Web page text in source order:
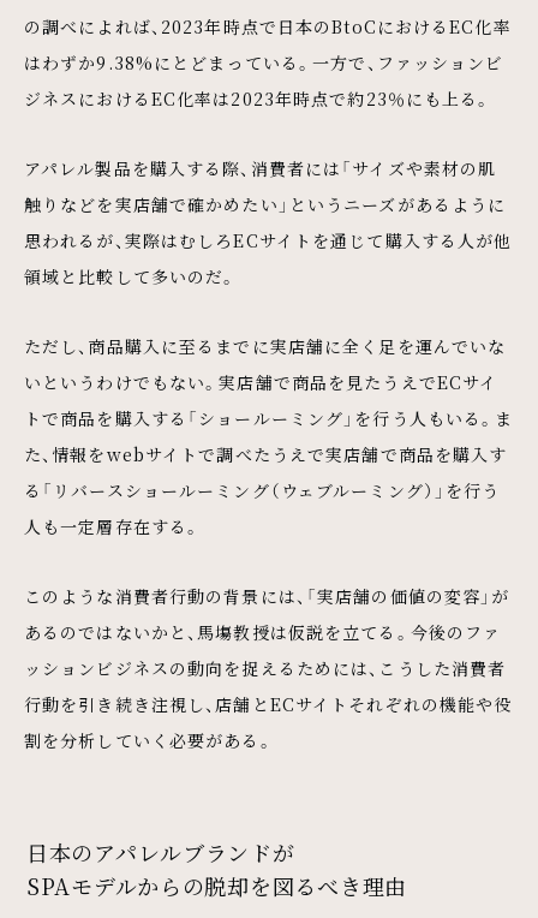
の調べによれば、2023年時点で日本のBtoCにおけるEC化率
はわずか9.38%にとどまっている。一方で、ファッションビ
ジネスにおけるEC化率は2023年時点で約23％にも上る。
アパレル製品を購入する際、消費者には「サイズや素材の肌
触りなどを実店舗で確かめたい」というニーズがあるように
思われるが、実際はむしろECサイトを通じて購入する人が他
領域と比較して多いのだ。
ただし、商品購入に至るまでに実店舗に全く足を運んでいな
いというわけでもない。実店舗で商品を見たうえでECサイ
トで商品を購入する「ショールーミング」を行う人もいる。ま
た、情報をwebサイトで調べたうえで実店舗で商品を購入す
る「リバースショールーミング（ウェブルーミング）」を行う
人も一定層存在する。
このような消費者行動の背景には、「実店舗の価値の変容」が
あるのではないかと、馬塲教授は仮説を立てる。今後のファ
ッションビジネスの動向を捉えるためには、こうした消費者
行動を引き続き注視し、店舗とECサイトそれぞれの機能や役
割を分析していく必要がある。
日本のアパレルブランドが
SPAモデルからの脱却を図るべき理由